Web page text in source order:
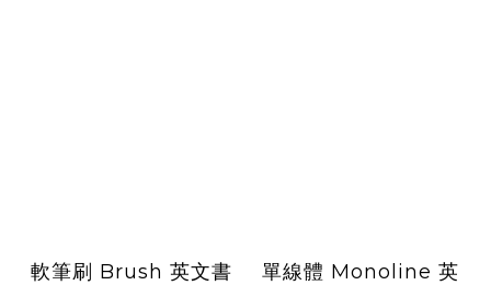
軟筆刷 Brush 英文書
單線體 Monoline 英